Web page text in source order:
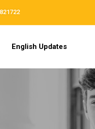
English Updates